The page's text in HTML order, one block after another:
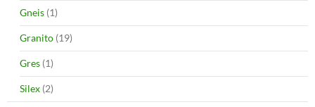
Gneis (1)
Granito (19)
Gres (1)
Silex (2)